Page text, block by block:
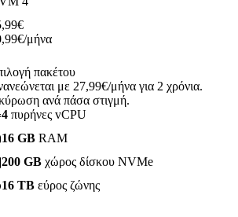
€
€/μήνα
πακέτου
με 27,99€/μήνα για 2 χρόνια.
ανά πάσα στιγμή.
4 πυρήνες vCPU
16 GB RAM
200 GB χώρος δίσκου NVMe
16 TB εύρος ζώνης